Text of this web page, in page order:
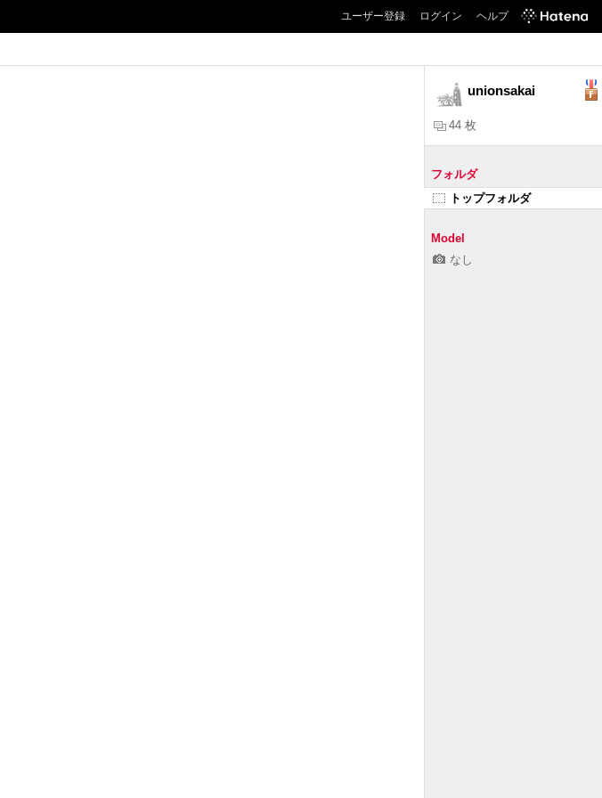
ユーザー登録 ログイン ヘルプ
unionsakai
44 枚
フォルダ
トップフォルダ
Model
なし